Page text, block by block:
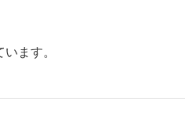
ます。